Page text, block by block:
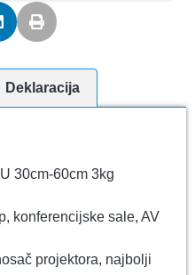
Deklaracija
30cm-60cm 3kg
konferencijske sale, AV
projektora, najbolji